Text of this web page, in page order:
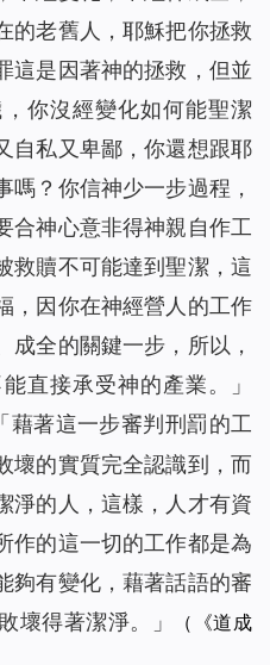
的老舊人，耶穌把你拯救
這是因著神的拯救，但並
你沒經變化如何能聖潔
自私又卑鄙，你還想跟耶
？你信神少一步過程，
合神心意非得神親自作工
救贖不可能達到聖潔，這
，因你在神經營人的工作
成全的關鍵一步，所以，
直接承受神的產業。
」
「 藉著這一步審判刑罰的工
壞的實質完全認識到，而
淨的人，這樣，人才有資
作的這一切的工作都是為
夠有變化，藉著話語的審
壞得著潔淨。
」
（《道成